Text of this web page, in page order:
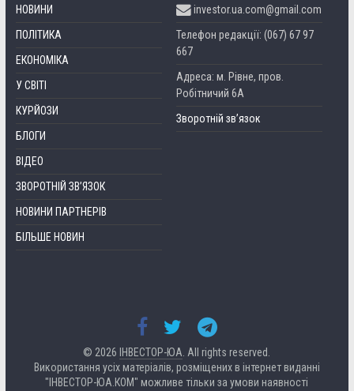
НОВИНИ
ПОЛІТИКА
ЕКОНОМІКА
У СВІТІ
КУРЙОЗИ
БЛОГИ
ВІДЕО
ЗВОРОТНІЙ ЗВ’ЯЗОК
НОВИНИ ПАРТНЕРІВ
БІЛЬШЕ НОВИН
investor.ua.com@gmail.com
Телефон редакції: (067) 67 97
667
Адреса: м. Рівне, пров.
Робітничий 6А
Зворотній зв’язок
© 2026 ІНВЕСТОР-ЮА. All rights reserved.
Використання усіх матеріалів, розміщених в інтернет виданні
"ІНВЕСТОР-ЮА.КОМ" можливе тільки за умови наявності